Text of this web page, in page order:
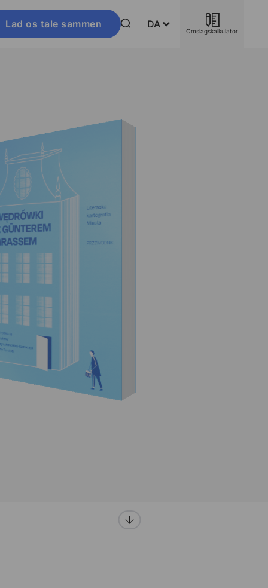
Lad os tale sammen DA
Omslagskalkulator